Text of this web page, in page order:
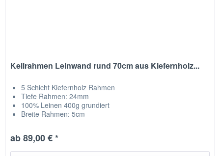
Keilrahmen Leinwand rund 70cm aus Kiefernholz...
5 Schicht Kiefernholz Rahmen
Tiefe Rahmen: 24mm
100% Leinen 400g grundiert
Breite Rahmen: 5cm
hergestellt in Chemnitz / Deutschland
ab 89,00 € *